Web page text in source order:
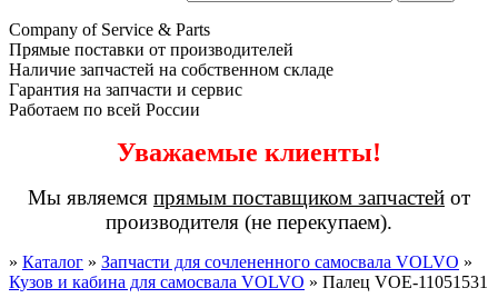
Company of Service & Parts
Прямые поставки от производителей
Наличие запчастей на собственном складе
Гарантия на запчасти и сервис
Работаем по всей России
Уважаемые клиенты!
Мы являемся прямым поставщиком запчастей от
производителя (не перекупаем).
» Каталог » Запчасти для сочлененного самосвала VOLVO »
Кузов и кабина для самосвала VOLVO » Палец VOE-11051531